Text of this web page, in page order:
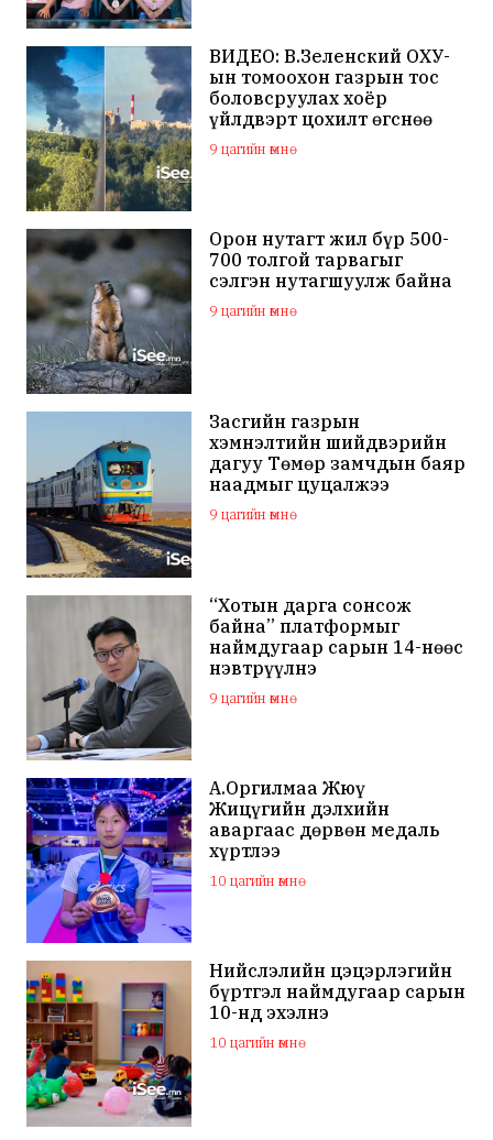
ВИДЕО: В.Зеленский ОХУ-
ын томоохон газрын тос
боловсруулах хоёр
үйлдвэрт цохилт өгснөө
мэдэгдлээ
9 цагийн өмнө
Орон нутагт жил бүр 500-
700 толгой тарвагыг
сэлгэн нутагшуулж байна
9 цагийн өмнө
Засгийн газрын
хэмнэлтийн шийдвэрийн
дагуу Төмөр замчдын баяр
наадмыг цуцалжээ
9 цагийн өмнө
“Хотын дарга сонсож
байна” платформыг
наймдугаар сарын 14-нөөс
нэвтрүүлнэ
9 цагийн өмнө
А.Оргилмаа Жюү
Жицүгийн дэлхийн
аваргаас дөрвөн медаль
хүртлээ
10 цагийн өмнө
Нийслэлийн цэцэрлэгийн
бүртгэл наймдугаар сарын
10-нд эхэлнэ
10 цагийн өмнө